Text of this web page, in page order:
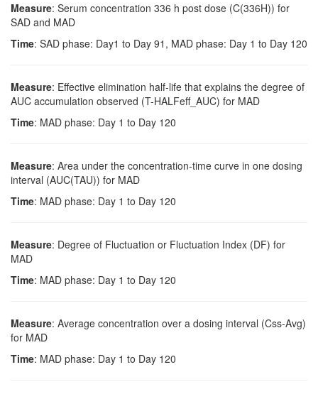
Measure: Serum concentration 336 h post dose (C(336H)) for
SAD and MAD
Time: SAD phase: Day1 to Day 91, MAD phase: Day 1 to Day 120
Measure: Effective elimination half-life that explains the degree of
AUC accumulation observed (T-HALFeff_AUC) for MAD
Time: MAD phase: Day 1 to Day 120
Measure: Area under the concentration-time curve in one dosing
interval (AUC(TAU)) for MAD
Time: MAD phase: Day 1 to Day 120
Measure: Degree of Fluctuation or Fluctuation Index (DF) for
MAD
Time: MAD phase: Day 1 to Day 120
Measure: Average concentration over a dosing interval (Css-Avg)
for MAD
Time: MAD phase: Day 1 to Day 120